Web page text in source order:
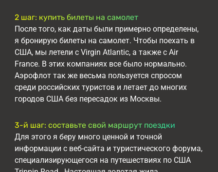
2 шаг: купить билеты на самолет
После того, как даты были примерно определены,
я бронирую билеты на самолет. Чтобы поехать в
США, мы летели с Virgin Atlantic, а также с Air
France. В этих компаниях все было нормально.
Аэрофлот так же весьма пользуется спросом
среди российских туристов и летает до многих
городов США без пересадок из Москвы.
3-й шаг: составьте свой маршрут поездки
Для этого я беру много ценной и точной
информации с веб-сайта и туристического форума,
специализирующегося на путешествиях по США